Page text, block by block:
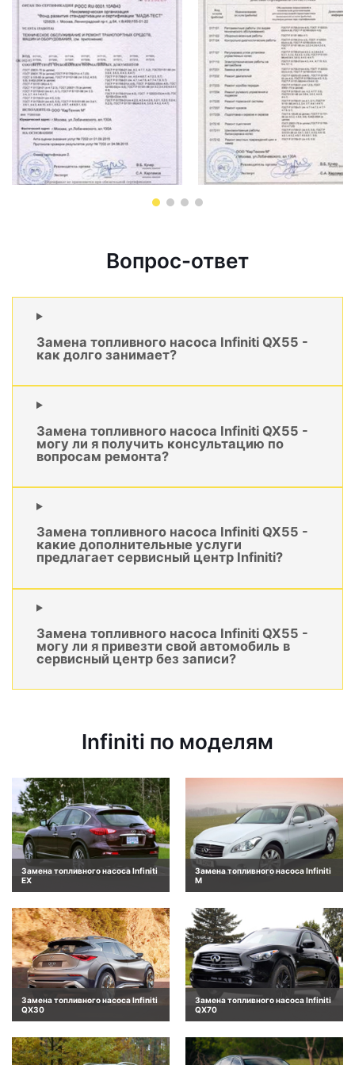
Вопрос-ответ
Замена топливного насоса Infiniti QX55 -
как долго занимает?
Замена топливного насоса Infiniti QX55 -
могу ли я получить консультацию по
вопросам ремонта?
Замена топливного насоса Infiniti QX55 -
какие дополнительные услуги
предлагает сервисный центр Infiniti?
Замена топливного насоса Infiniti QX55 -
могу ли я привезти свой автомобиль в
сервисный центр без записи?
Infiniti по моделям
Замена топливного насоса Infiniti
EX
Замена топливного насоса Infiniti
M
Замена топливного насоса Infiniti
QX30
Замена топливного насоса Infiniti
QX70